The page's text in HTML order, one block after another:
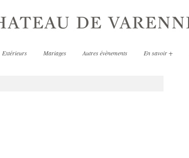
Extérieurs Mariages Autres évènements En savoir +